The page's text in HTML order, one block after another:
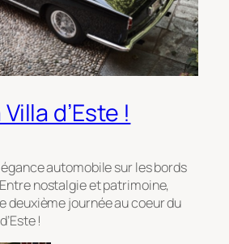
d’Este !
automobile sur les bords
nostalgie et patrimoine,
deuxième journée au coeur du
!